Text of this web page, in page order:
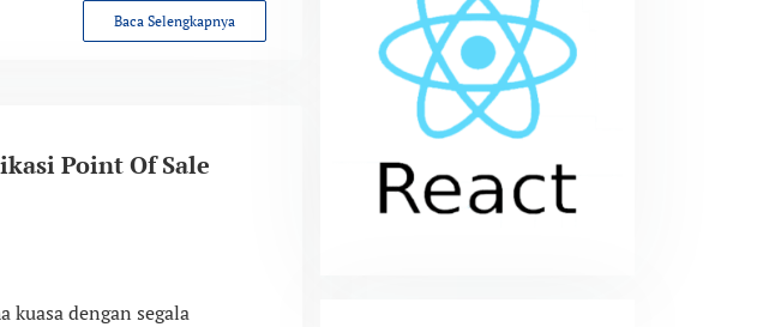
Baca Selengkapnya
Point Of Sale
kuasa dengan segala